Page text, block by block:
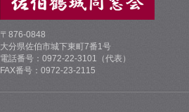
〒876-0848
大分県佐伯市城下東町7番1号
電話番号：0972-22-3101（代表）
FAX番号：0972-23-2115